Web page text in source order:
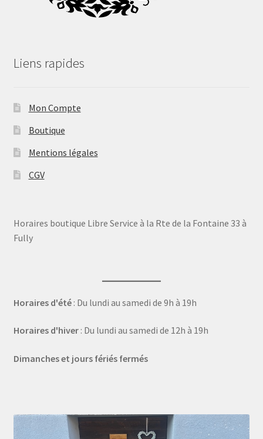
Liens rapides
Mon Compte
Boutique
Mentions légales
CGV
Horaires boutique Libre Service à la Rte de la Fontaine 33 à
Fully
Horaires d'été: Du lundi au samedi de 9h à 19h
Horaires d'hiver: Du lundi au samedi de 12h à 19h
Dimanches et jours fériés fermés